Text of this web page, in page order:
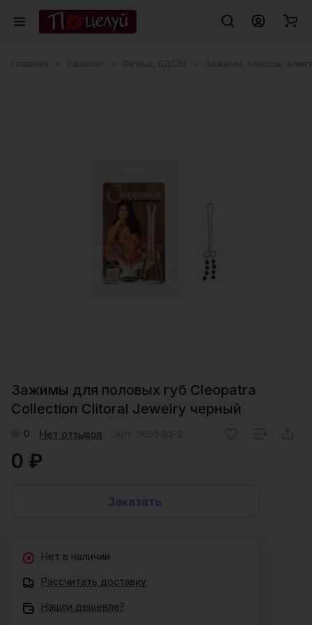
Зажимы для половых губ Cleopatra
Collection Clitoral Jewelry черный
0 Нет отзывов
0 ₽
Заказать
Нет в наличии
Рассчитать доставку
Нашли дешевле?